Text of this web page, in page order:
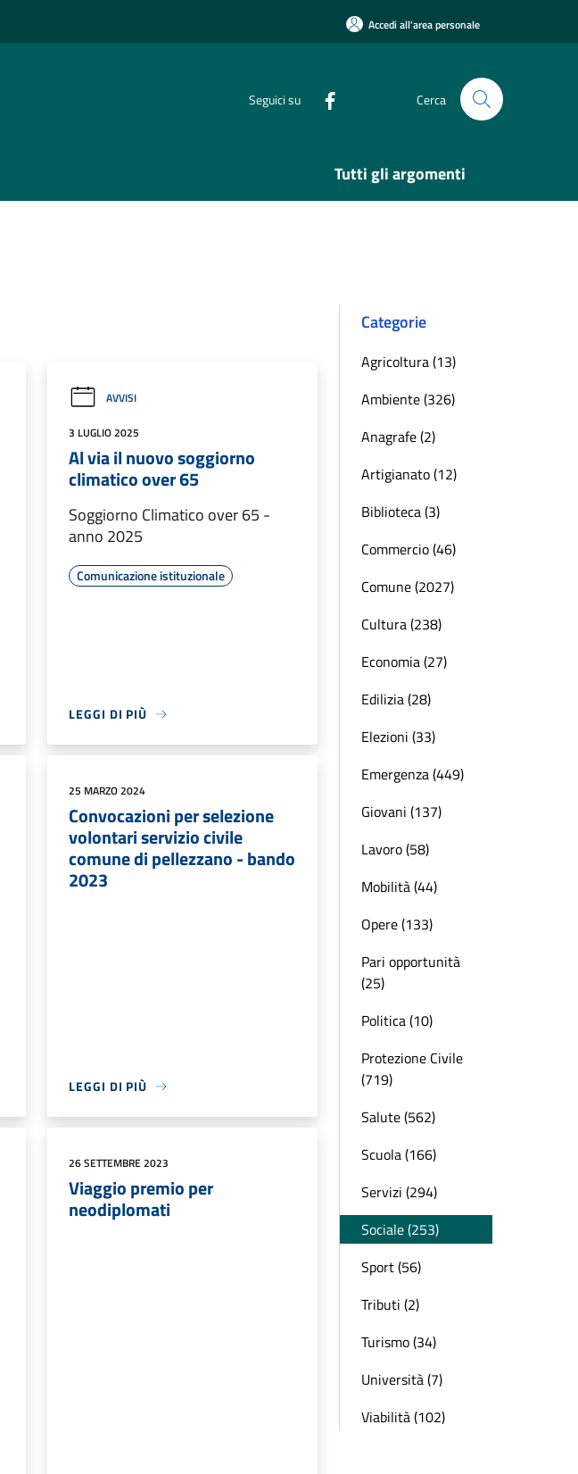
Accedi all'area personale
Seguici su Cerca
Tutti gli argomenti
AVVISI
3 LUGLIO 2025
Al via il nuovo soggiorno
climatico over 65
Soggiorno Climatico over 65 -
anno 2025
Comunicazione istituzionale
LEGGI DI PIÙ
25 MARZO 2024
Convocazioni per selezione
volontari servizio civile
comune di pellezzano - bando
2023
LEGGI DI PIÙ
26 SETTEMBRE 2023
Viaggio premio per
neodiplomati
Categorie
Agricoltura (13)
Ambiente (326)
Anagrafe (2)
Artigianato (12)
Biblioteca (3)
Commercio (46)
Comune (2027)
Cultura (238)
Economia (27)
Edilizia (28)
Elezioni (33)
Emergenza (449)
Giovani (137)
Lavoro (58)
Mobilità (44)
Opere (133)
Pari opportunità
(25)
Politica (10)
Protezione Civile
(719)
Salute (562)
Scuola (166)
Servizi (294)
Sociale (253)
Sport (56)
Tributi (2)
Turismo (34)
Università (7)
Viabilità (102)